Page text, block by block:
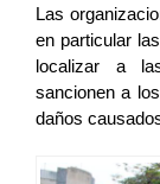
Las
en particular
localizar a
sancionen a
daños